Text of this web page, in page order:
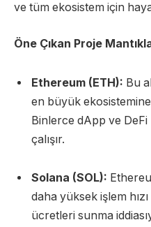
ve tüm ekosistem için
Öne Çıkan Proje
Ethereum (ETH): Bu
en büyük
Binlerce dApp ve
çalışır.
Solana (SOL):
daha yüksek işlem
ücretleri sunma